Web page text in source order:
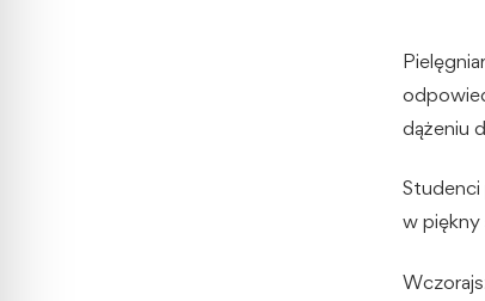
dążeniu
Studenci
w